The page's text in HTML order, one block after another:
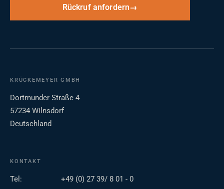
Rückruf anfordern
KRÜCKEMEYER GMBH
Dortmunder Straße 4
57234 Wilnsdorf
Deutschland
KONTAKT
Tel:
+49 (0) 27 39/ 8 01 - 0